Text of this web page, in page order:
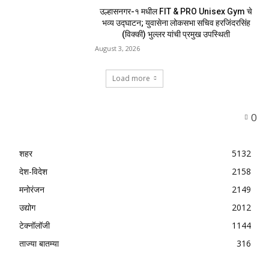
उल्हासनगर-१ मधील FIT & PRO Unisex Gym चे
भव्य उद्घाटन; युवासेना लोकसभा सचिव हरजिंदरसिंह
(विक्की) भुल्लर यांची प्रमुख उपस्थिती
August 3, 2026
Load more
0
शहर
5132
देश-विदेश
2158
मनोरंजन
2149
उद्योग
2012
टेक्नॉलॉजी
1144
ताज्या बातम्या
316